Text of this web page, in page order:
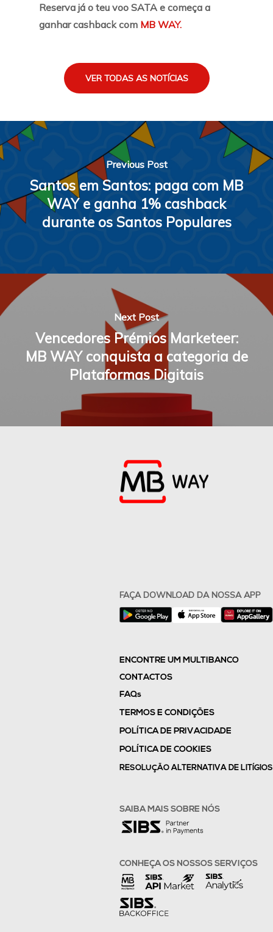
Reserva já o teu voo SATA e começa a
ganhar cashback com MB WAY.
VER TODAS AS NOTÍCIAS
Previous Post
Santos em Santos: paga com MB
WAY e ganha 1% cashback
durante os Santos Populares
Next Post
Vencedores Prémios Marketeer:
MB WAY conquista a categoria de
Plataformas Digitais
FAÇA DOWNLOAD DA NOSSA APP
ENCONTRE UM MULTIBANCO
CONTACTOS
FAQs
TERMOS E CONDIÇÕES
POLÍTICA DE PRIVACIDADE
POLÍTICA DE COOKIES
RESOLUÇÃO ALTERNATIVA DE LITÍGIOS
SAIBA MAIS SOBRE NÓS
CONHEÇA OS NOSSOS SERVIÇOS